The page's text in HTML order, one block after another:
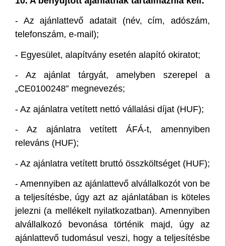
- Az ajánlattevő adatait (név, cím, adószám,
telefonszám, e-mail);
- Egyesület, alapítvány esetén alapító okiratot;
- Az ajánlat tárgyát, amelyben szerepel a
„CE0100248” megnevezés;
- Az ajánlatra vetített nettó vállalási díjat (HUF);
- Az ajánlatra vetített ÁFÁ-t, amennyiben
releváns (HUF);
- Az ajánlatra vetített bruttó összköltséget (HUF);
- Amennyiben az ajánlattevő alvállalkozót von be
a teljesítésbe, úgy azt az ajánlatában is köteles
jelezni (a mellékelt nyilatkozatban). Amennyiben
alvállalkozó bevonása történik majd, úgy az
ajánlattevő tudomásul veszi, hogy a teljesítésbe